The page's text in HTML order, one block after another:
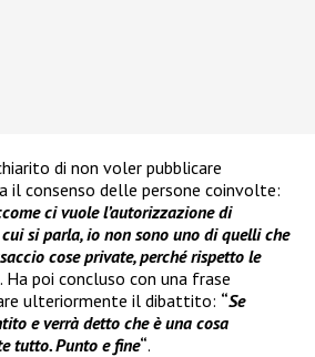
di non voler pubblicare
il consenso delle persone coinvolte:
ci vuole l’autorizzazione di
si parla, io non sono uno di quelli che
cose private, perché rispetto le
. Ha poi concluso con una frase
ulteriormente il dibattito: “Se
e verrà detto che è una cosa
tutto. Punto e fine“.